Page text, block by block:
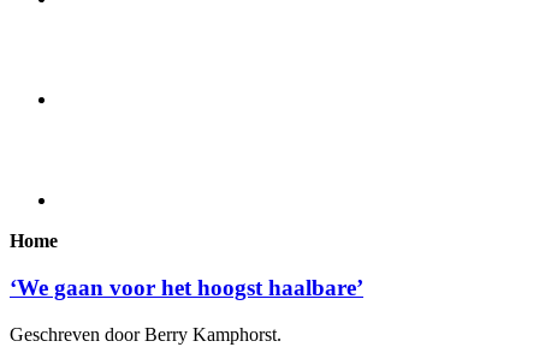
Home
‘We gaan voor het hoogst haalbare’
Geschreven door Berry Kamphorst.